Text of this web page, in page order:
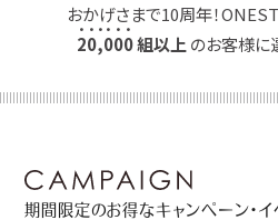
おかげさまで10周年！
20,000組以上 のお客様に
期間限定のお得なキャンペーン・イ